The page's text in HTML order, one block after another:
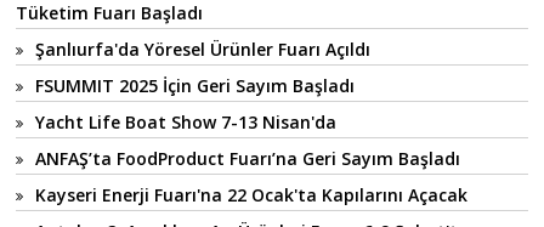
Tüketim Fuarı Başladı
Şanlıurfa'da Yöresel Ürünler Fuarı Açıldı
FSUMMIT 2025 İçin Geri Sayım Başladı
Yacht Life Boat Show 7-13 Nisan'da
ANFAŞ’ta FoodProduct Fuarı’na Geri Sayım Başladı
Kayseri Enerji Fuarı'na 22 Ocak'ta Kapılarını Açacak